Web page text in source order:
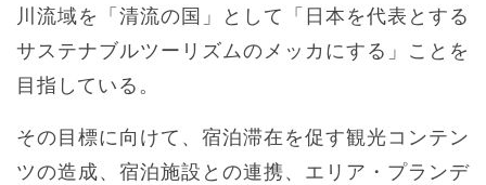
川流域を「清流の国」として「日本を代表とする
サステナブルツーリズムのメッカにする」ことを
目指している。
その目標に向けて、宿泊滞在を促す観光コンテン
ツの造成、宿泊施設との連携、エリア・プランデ